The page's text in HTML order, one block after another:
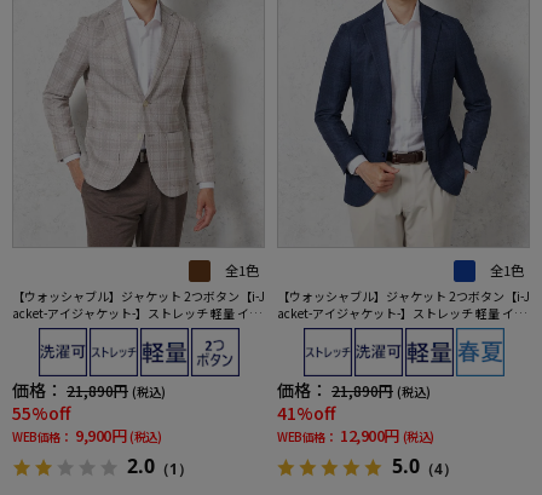
全1色
【ウォッシャブル】ジャケット 2つボタン【i-J
acket-アイジャケット-】ストレッチ 軽量 イタ
リアンチェック柄 ベージュ 春夏
価格： 21,890円 (税込)
55%off
WEB価格： 9,900円 (税込)
2.0 （1）
全1色
【ウォッシャブル】ジャケット 2つボタン【i-J
acket-アイジャケット-】ストレッチ 軽量 イタ
リアンチェック柄 ネイビー 春夏
価格： 21,890円 (税込)
41%off
WEB価格： 12,900円 (税込)
5.0 （4）